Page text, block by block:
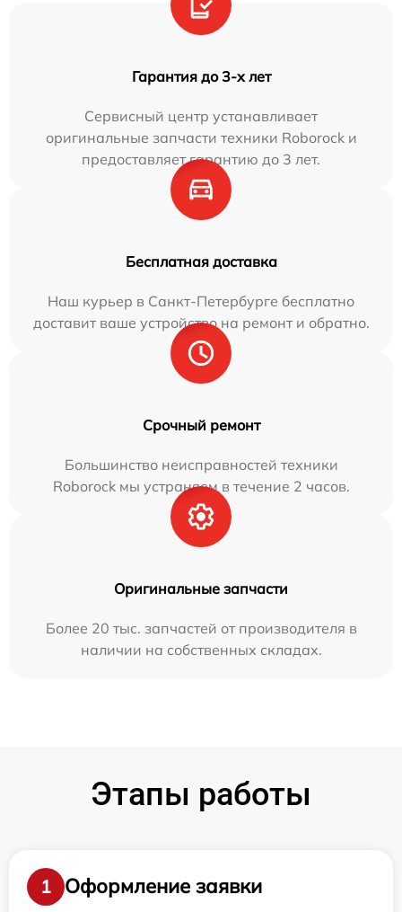
Гарантия до 3-х лет
Сервисный центр устанавливает
оригинальные запчасти техники Roborock и
предоставляет гарантию до 3 лет.
Бесплатная доставка
Наш курьер в Санкт-Петербурге бесплатно
доставит ваше устройство на ремонт и обратно.
Срочный ремонт
Большинство неисправностей техники
Roborock мы устраняем в течение 2 часов.
Оригинальные запчасти
Более 20 тыс. запчастей от производителя в
наличии на собственных складах.
Этапы работы
1
Оформление заявки